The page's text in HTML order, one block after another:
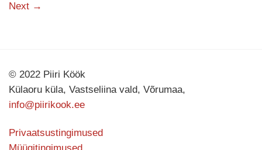
Next →
© 2022 Piiri Köök
Külaoru küla, Vastseliina vald, Võrumaa,
info@piirikook.ee
Privaatsustingimused